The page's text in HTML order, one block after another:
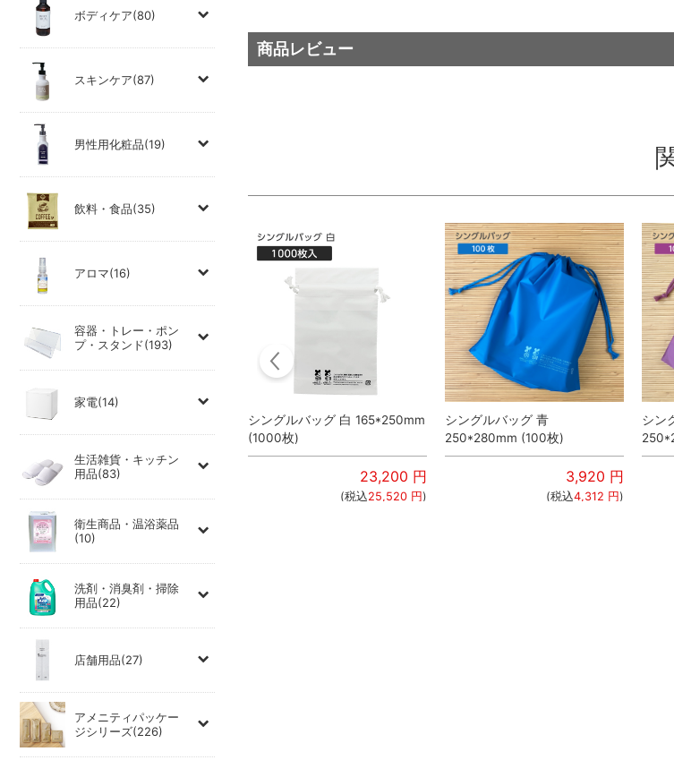
ボディケア(80)
スキンケア(87)
男性用化粧品(19)
飲料・食品(35)
アロマ(16)
容器・トレー・ポン
プ・スタンド(193)
家電(14)
生活雑貨・キッチン
用品(83)
衛生商品・温浴薬品
(10)
洗剤・消臭剤・掃除
用品(22)
店舗用品(27)
アメニティパッケー
ジシリーズ(226)
商品レビュー
円
円)
シングルバッグ 芥子色
250*280mm (100枚)
(税込4,312円
シングルバッグ 白 165*250mm
(1000枚)
23,200 円
(税込25,520 円)
シングルバッグ 青
250*280mm (100枚)
3,920 円
(税込4,312 円)
シン